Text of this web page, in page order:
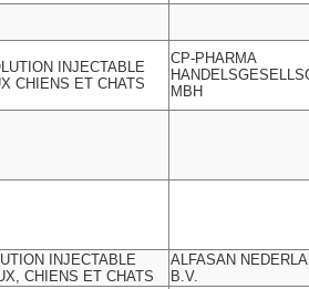
INJECTABLE
CHIENS ET CHATS
CP-PHARMA
MBH
INJECTABLE
CHIENS ET CHATS
ALFASAN
B.V.